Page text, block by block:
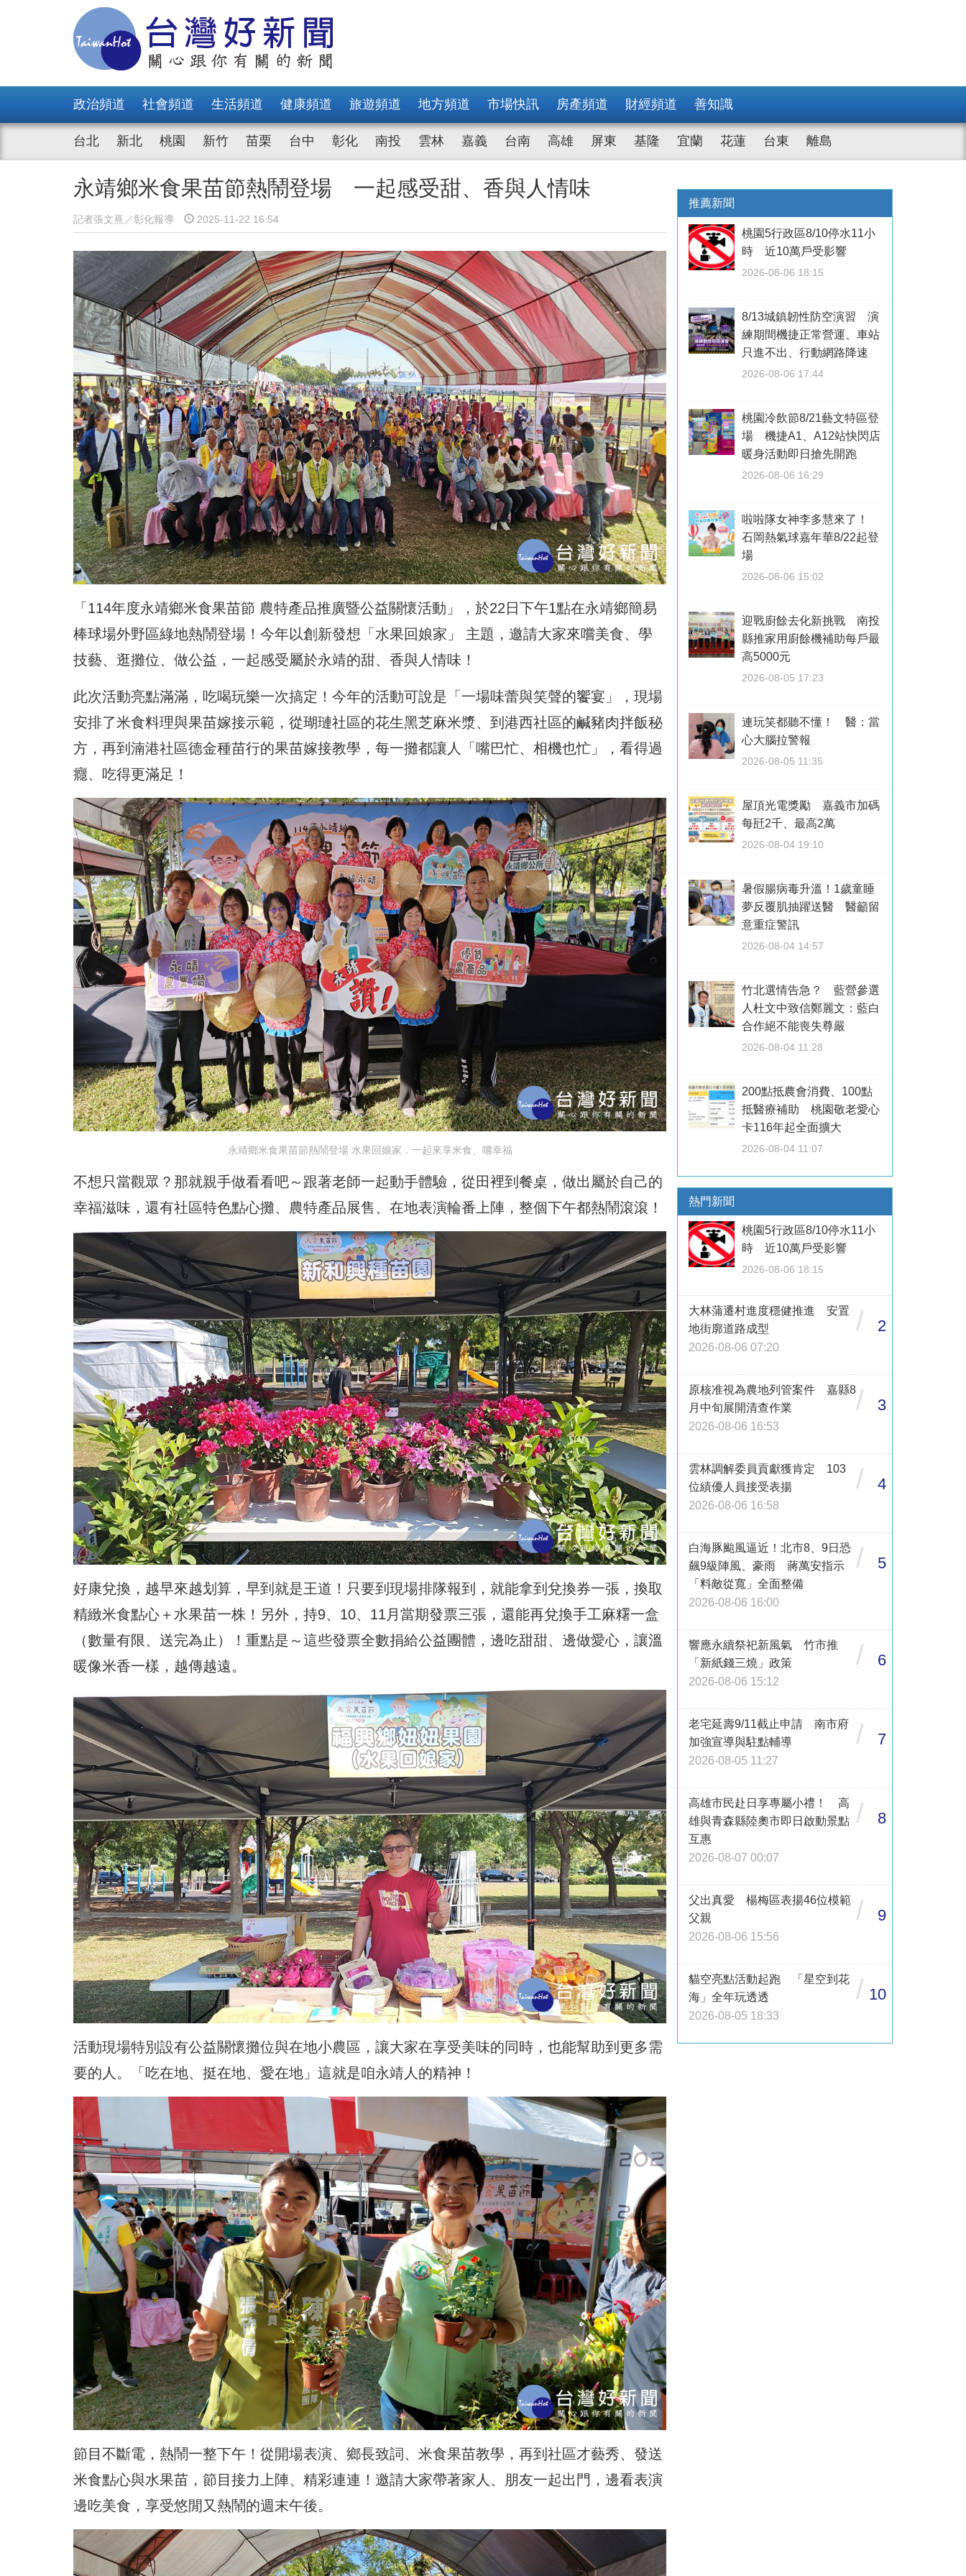
政治頻道 社會頻道 生活頻道 健康頻道 旅遊頻道 地方頻道 市場快訊 房產頻道 財經頻道 善知識
台北 新北 桃園 新竹 苗栗 台中 彰化 南投 雲林 嘉義 台南 高雄 屏東 基隆 宜蘭 花蓮 台東 離島
永靖鄉米食果苗節熱鬧登場 一起感受甜、香與人情味
記者張文熹／彰化報導 2025-11-22 16:54
「114年度永靖鄉米食果苗節 農特產品推廣暨公益關懷活動」，於22日下午1點在永靖鄉簡易
棒球場外野區綠地熱鬧登場！今年以創新發想「水果回娘家」 主題，邀請大家來嚐美食、學
技藝、逛攤位、做公益，一起感受屬於永靖的甜、香與人情味！
此次活動亮點滿滿，吃喝玩樂一次搞定！今年的活動可說是「一場味蕾與笑聲的饗宴」，現場
安排了米食料理與果苗嫁接示範，從瑚璉社區的花生黑芝麻米漿、到港西社區的鹹豬肉拌飯秘
方，再到湳港社區德金種苗行的果苗嫁接教學，每一攤都讓人「嘴巴忙、相機也忙」，看得過
癮、吃得更滿足！
永靖鄉米食果苗節熱鬧登場 水果回娘家．一起來享米食、嚐幸福
不想只當觀眾？那就親手做看看吧～跟著老師一起動手體驗，從田裡到餐桌，做出屬於自己的
幸福滋味，還有社區特色點心攤、農特產品展售、在地表演輪番上陣，整個下午都熱鬧滾滾！
好康兌換，越早來越划算，早到就是王道！只要到現場排隊報到，就能拿到兌換券一張，換取
精緻米食點心＋水果苗一株！另外，持9、10、11月當期發票三張，還能再兌換手工麻糬一盒
（數量有限、送完為止）！重點是～這些發票全數捐給公益團體，邊吃甜甜、邊做愛心，讓溫
暖像米香一樣，越傳越遠。
活動現場特別設有公益關懷攤位與在地小農區，讓大家在享受美味的同時，也能幫助到更多需
要的人。「吃在地、挺在地、愛在地」這就是咱永靖人的精神！
節目不斷電，熱鬧一整下午！從開場表演、鄉長致詞、米食果苗教學，再到社區才藝秀、發送
米食點心與水果苗，節目接力上陣、精彩連連！邀請大家帶著家人、朋友一起出門，邊看表演
邊吃美食，享受悠閒又熱鬧的週末午後。
推薦新聞
桃園5行政區8/10停水11小
時 近10萬戶受影響
2026-08-06 18:15
8/13城鎮韌性防空演習 演
練期間機捷正常營運、車站
只進不出、行動網路降速
2026-08-06 17:44
桃園冷飲節8/21藝文特區登
場 機捷A1、A12站快閃店
暖身活動即日搶先開跑
2026-08-06 16:29
啦啦隊女神李多慧來了！
石岡熱氣球嘉年華8/22起登
場
2026-08-06 15:02
迎戰廚餘去化新挑戰 南投
縣推家用廚餘機補助每戶最
高5000元
2026-08-05 17:23
連玩笑都聽不懂！ 醫：當
心大腦拉警報
2026-08-05 11:35
屋頂光電獎勵 嘉義市加碼
每瓩2千、最高2萬
2026-08-04 19:10
暑假腸病毒升溫！1歲童睡
夢反覆肌抽躍送醫 醫籲留
意重症警訊
2026-08-04 14:57
竹北選情告急？ 藍營參選
人杜文中致信鄭麗文：藍白
合作絕不能喪失尊嚴
2026-08-04 11:28
200點抵農會消費、100點
抵醫療補助 桃園敬老愛心
卡116年起全面擴大
2026-08-04 11:07
熱門新聞
桃園5行政區8/10停水11小
時 近10萬戶受影響
2026-08-06 18:15
大林蒲遷村進度穩健推進 安置
地街廓道路成型
2026-08-06 07:20
/ 2
原核准視為農地列管案件 嘉縣8
月中旬展開清查作業
2026-08-06 16:53
/ 3
雲林調解委員貢獻獲肯定 103
位績優人員接受表揚
2026-08-06 16:58
/ 4
白海豚颱風逼近！北市8、9日恐
飆9級陣風、豪雨 蔣萬安指示
「料敵從寬」全面整備
2026-08-06 16:00
/ 5
響應永續祭祀新風氣 竹市推
「新紙錢三燒」政策
2026-08-06 15:12
/ 6
老宅延壽9/11截止申請 南市府
加強宣導與駐點輔導
2026-08-05 11:27
/ 7
高雄市民赴日享專屬小禮！ 高
雄與青森縣陸奧市即日啟動景點
互惠
2026-08-07 00:07
/ 8
父出真愛 楊梅區表揚46位模範
父親
2026-08-06 15:56
/ 9
貓空亮點活動起跑 「星空到花
海」全年玩透透
2026-08-05 18:33
/ 10